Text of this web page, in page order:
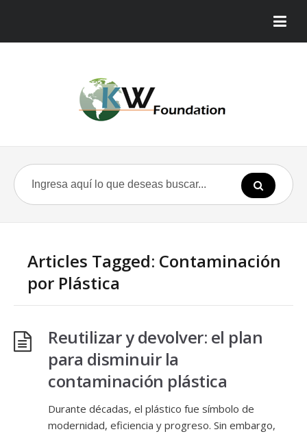
Articles Tagged: Contaminación
por Plástica
Reutilizar y devolver: el plan
para disminuir la
contaminación plástica
Durante décadas, el plástico fue símbolo de
modernidad, eficiencia y progreso. Sin embargo,